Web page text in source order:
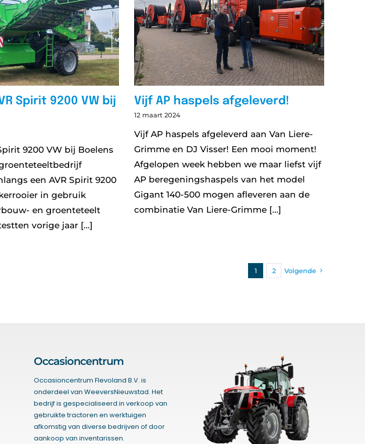
Spirit 9200 VW bij
9200 VW bij Boelens
een AVR Spirit 9200
in gebruik
en groenteteelt
vorige jaar [...]
Vijf AP haspels afgeleverd!
12 maart 2024
Vijf AP haspels afgeleverd aan Van Liere-
Grimme en DJ Visser! Een mooi moment!
Afgelopen week hebben we maar liefst vijf
AP beregeningshaspels van het model
Gigant 140-500 mogen afleveren aan de
combinatie Van Liere-Grimme [...]
1 2 Volgende
Occasioncentrum
Occasioncentrum Flevoland B.V. is
onderdeel van WeeversNieuwstad. Het
bedrijf is gespecialiseerd in verkoop van
gebruikte tractoren en werktuigen
afkomstig van diverse bedrijven of door
aankoop van inventarissen.